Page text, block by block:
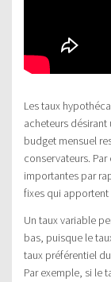
Les taux
acheteurs
budget mensuel
conservateurs.
importantes par
fixes qui apportent
Un taux variable
bas, puisque le
taux préférentiel
Par exemple, si le